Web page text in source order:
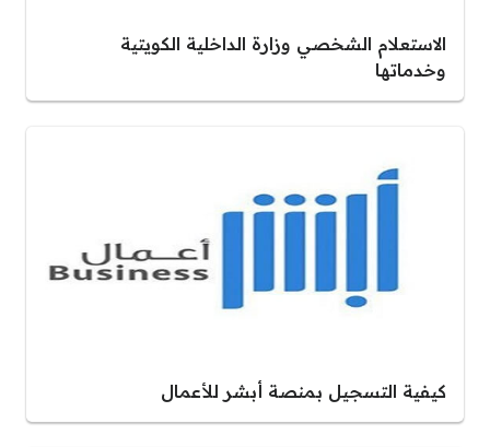
الاستعلام الشخصي وزارة الداخلية الكويتية
وخدماتها
كيفية التسجيل بمنصة أبشر للأعمال